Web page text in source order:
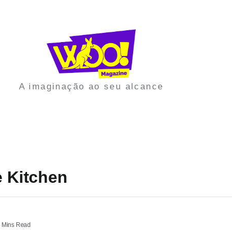
A imaginação ao seu alcance
Kitchen
Mins Read